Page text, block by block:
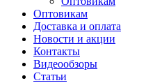
Оптовикам
Доставка и оплата
Новости и акции
Контакты
Видеообзоры
Статьи